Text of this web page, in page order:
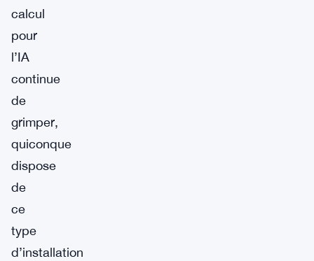
calcul
pour
l’IA
continue
de
grimper,
quiconque
dispose
de
ce
type
d’installation